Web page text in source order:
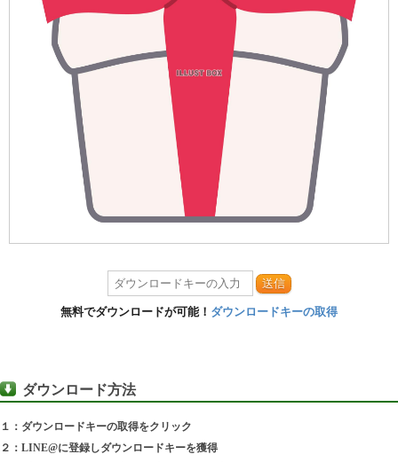
送信
無料でダウンロードが可能！ ダウンロードキーの取得
ダウンロード方法
１：ダウンロードキーの取得をクリック
２：LINE@に登録しダウンロードキーを獲得